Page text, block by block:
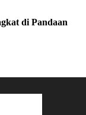
di Pandaan